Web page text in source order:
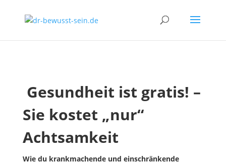
Gesundheit ist gratis! –
Sie kostet „nur“
Achtsamkeit
Wie du krankmachende und einschränkende